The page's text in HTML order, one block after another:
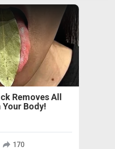
Removes All
Body!
170